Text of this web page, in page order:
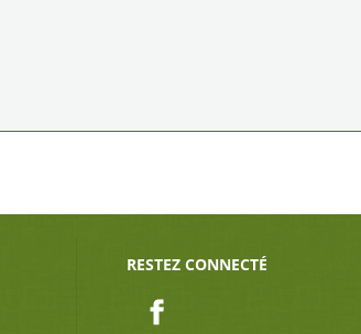
RESTEZ CONNECTÉ